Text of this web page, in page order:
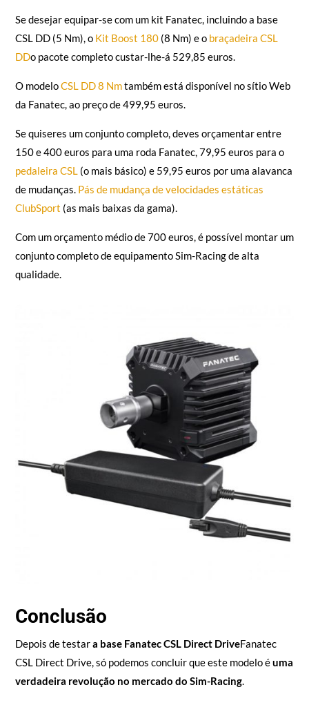
Se desejar equipar-se com um kit Fanatec, incluindo a base
CSL DD (5 Nm), o Kit Boost 180(8 Nm) e o braçadeira CSL
DDo pacote completo custar-lhe-á 529,85 euros.
O modeloCSL DD 8 Nmtambém está disponível no sítio Web
da Fanatec, ao preço de 499,95 euros.
Se quiseres um conjunto completo, deves orçamentar entre
150 e 400 euros para uma roda Fanatec, 79,95 euros para o
pedaleira CSL(o mais básico) e 59,95 euros por uma alavanca
de mudanças.Pás de mudança de velocidades estáticas
ClubSport (as mais baixas da gama).
Com um orçamento médio de 700 euros, é possível montar um
conjunto completo de equipamento Sim-Racing de alta
qualidade.
Conclusão
Depois de testara base Fanatec CSL Direct DriveFanatec
CSL Direct Drive, só podemos concluir que este modelo éuma
verdadeira revolução no mercado do Sim-Racing.